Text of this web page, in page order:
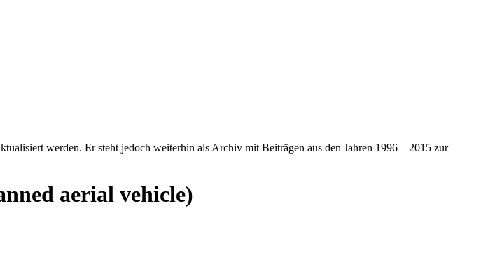
werden. Er steht jedoch weiterhin als Archiv mit Beiträgen aus den Jahren 1996 – 2015 zur
aerial vehicle)